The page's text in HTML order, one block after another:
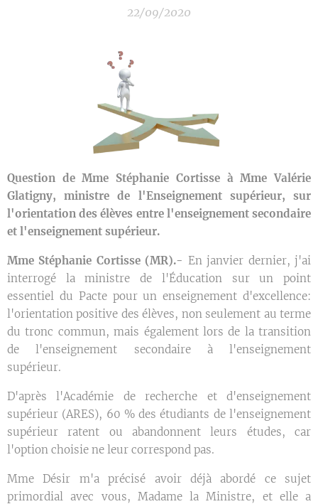
22/09/2020
Question de Mme Stéphanie Cortisse à Mme Valérie
Glatigny, ministre de l'Enseignement supérieur, sur
l'orientation des élèves entre l'enseignement secondaire
et l'enseignement supérieur.
Mme Stéphanie Cortisse (MR).- En janvier dernier, j'ai
interrogé la ministre de l'Éducation sur un point
essentiel du Pacte pour un enseignement d'excellence:
l'orientation positive des élèves, non seulement au terme
du tronc commun, mais également lors de la transition
de l'enseignement secondaire à l'enseignement
supérieur.
D'après l'Académie de recherche et d'enseignement
supérieur (ARES), 60 % des étudiants de l'enseignement
supérieur ratent ou abandonnent leurs études, car
l'option choisie ne leur correspond pas.
Mme Désir m'a précisé avoir déjà abordé ce sujet
primordial avec vous, Madame la Ministre, et elle a